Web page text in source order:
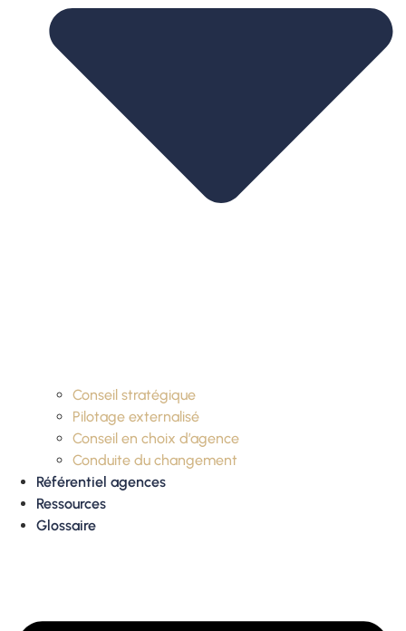
Conseil stratégique
Pilotage externalisé
Conseil en choix d’agence
Conduite du changement
Référentiel agences
Ressources
Glossaire